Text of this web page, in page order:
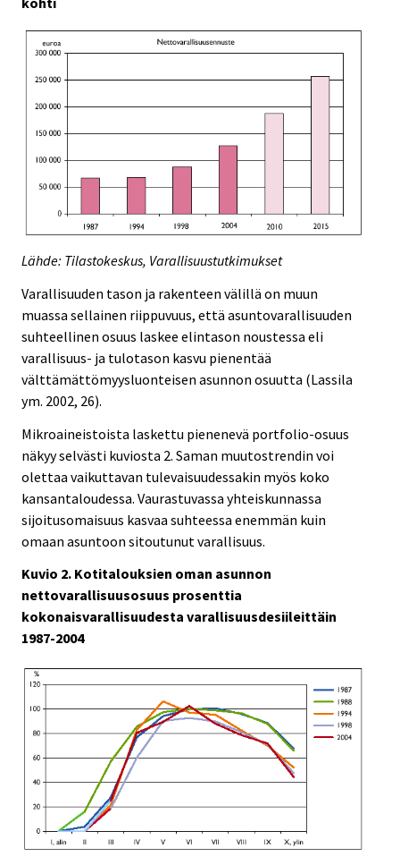
Lähde: Tilastokeskus, Varallisuustutkimukset
Varallisuuden tason ja rakenteen välillä on muun
muassa sellainen riippuvuus, että asuntovarallisuuden
suhteellinen osuus laskee elintason noustessa eli
varallisuus- ja tulotason kasvu pienentää
välttämättömyysluonteisen asunnon osuutta (Lassila
ym. 2002, 26).
Mikroaineistoista laskettu pienenevä portfolio-osuus
näkyy selvästi kuviosta 2. Saman muutostrendin voi
olettaa vaikuttavan tulevaisuudessakin myös koko
kansantaloudessa. Vaurastuvassa yhteiskunnassa
sijoitusomaisuus kasvaa suhteessa enemmän kuin
omaan asuntoon sitoutunut varallisuus.
Kuvio 2. Kotitalouksien oman asunnon
nettovarallisuusosuus prosenttia
kokonaisvarallisuudesta varallisuusdesiileittäin
1987-2004